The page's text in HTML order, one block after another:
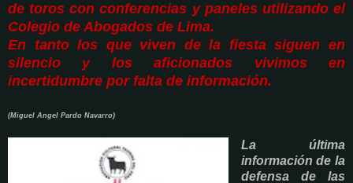
de toros con conferencias y paneles utilizando el
Colegio de Abogados de Lima.
En tanto los que viven de la fiesta siguen en
silencio y los aficionados vivimos en
incertidumbre por falta de información.
(Miguel Angel Pardo Navarro)
La última
información de la
defensa de las